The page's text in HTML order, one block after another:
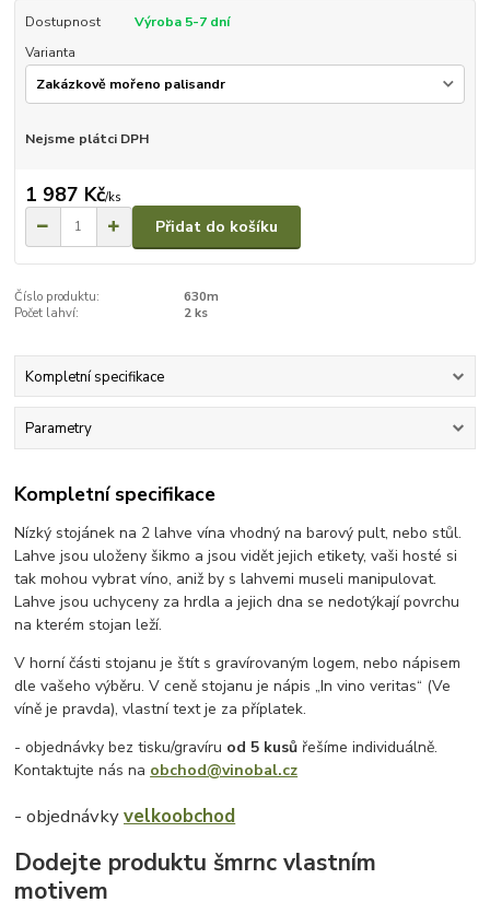
Dostupnost
Výroba 5-7 dní
Varianta
Nejsme plátci DPH
1 987 Kč/ks
Přidat do košíku
Číslo produktu:
630m
Počet lahví:
2 ks
Kompletní specifikace
Parametry
Kompletní specifikace
Nízký stojánek na 2 lahve vína vhodný na barový pult, nebo stůl.
Lahve jsou uloženy šikmo a jsou vidět jejich etikety, vaši hosté si
tak mohou vybrat víno, aniž by s lahvemi museli manipulovat.
Lahve jsou uchyceny za hrdla a jejich dna se nedotýkají povrchu
na kterém stojan leží.
V horní části stojanu je štít s gravírovaným logem, nebo nápisem
dle vašeho výběru. V ceně stojanu je nápis „In vino veritas“ (Ve
víně je pravda), vlastní text je za příplatek.
- objednávky bez tisku/gravíru od 5 kusů řešíme individuálně.
Kontaktujte nás na obchod@vinobal.cz
- objednávkyvelkoobchod
Dodejte produktu šmrnc vlastním
motivem